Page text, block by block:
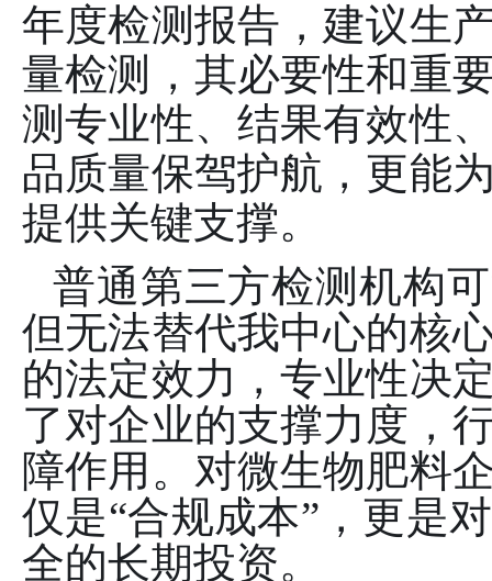
年度检测报告，建议生
量检测，其必要性和重
测专业性、结果有效性
品质量保驾护航，更能
提供关键支撑。
普通第三方检测机构
但无法替代我中心的核
的法定效力，专业性决
了对企业的支撑力度，
障作用。对微生物肥料
仅是“合规成本”，更是
全的长期投资。